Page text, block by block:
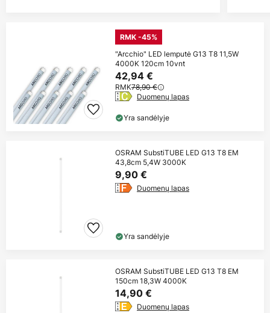
RMK -45%
"Arcchio" LED lemputė G13 T8 11,5W
4000K 120cm 10vnt
42,94 €
RMK78,90 €
Duomenų lapas
Yra sandėlyje
OSRAM SubstiTUBE LED G13 T8 EM
43,8cm 5,4W 3000K
9,90 €
Duomenų lapas
Yra sandėlyje
OSRAM SubstiTUBE LED G13 T8 EM
150cm 18,3W 4000K
14,90 €
Duomenų lapas